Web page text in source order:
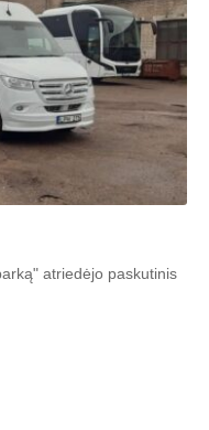
atriedėjo paskutinis